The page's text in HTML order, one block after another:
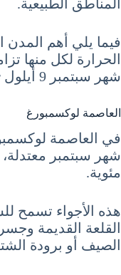
المناطق الطبيعية.
فيما يلي أهم
الحرارة لكل منها
شهر سبتمبر 9 أيلول September.
العاصمة لوكسمبورغ
في العاصمة
مئوية.
هذه الأجواء تسمح
القلعة القديمة
الصيف أو برودة